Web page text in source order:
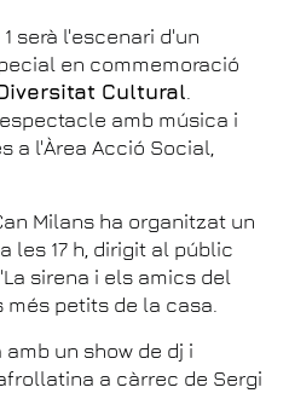
serà l'escenari d'un
en commemoració
Cultural.
amb música i
a l'Àrea Acció Social,
Milans ha organitzat un
les 17 h, dirigit al públic
sirena i els amics del
més petits de la casa.
un show de dj i
a càrrec de Sergi